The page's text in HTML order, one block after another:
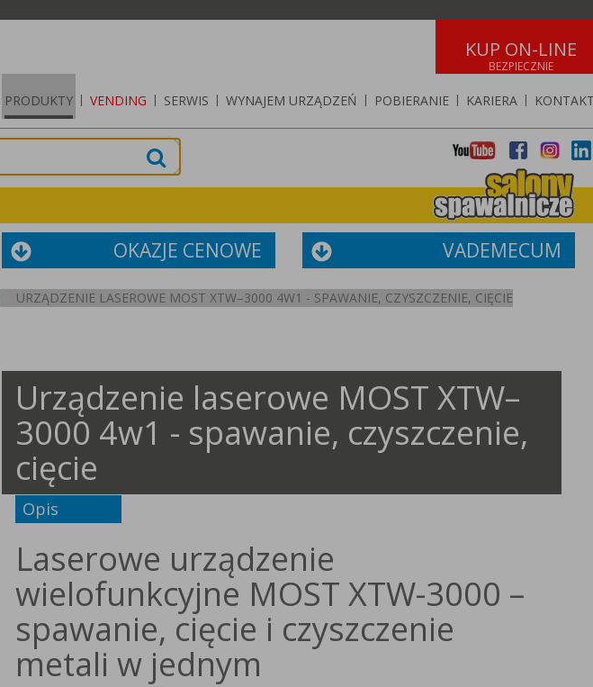
KUP ON-LINE
PRODUKTY | VENDING | SERWIS | WYNAJEM URZĄDZEŃ | POBIERANIE | KARIERA |
OKAZJE CENOWE VADEMECUM
URZĄDZENIE LASEROWE MOST XTW–3000 4W1 - SPAWANIE, CZYSZCZENIE, CIĘCIE
Urządzenie laserowe MOST XTW–
3000 4w1 - spawanie, czyszczenie,
cięcie
Opis
Laserowe urządzenie
wielofunkcyjne MOST XTW-3000 –
spawanie, cięcie i czyszczenie
metali w jednym